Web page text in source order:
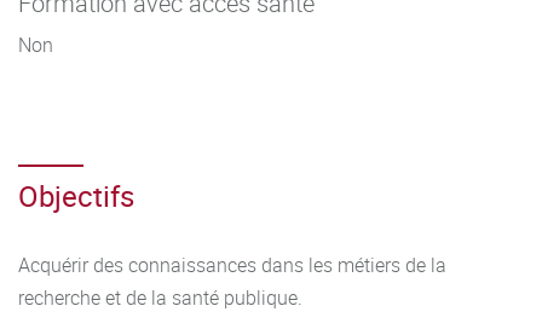
correspondant à 180 crédits) possédant une formation en
sciences de la santé et/ou du vivant, ou dans le domaine
dans le champ de la santé publique, possédant un diplôme
de niveau licence 3 minimum.
Le Master 1 parcours Ethique est accessible en formation
par alternance ou en formation traditionnelle (formation
Non
Objectifs
Acquérir des connaissances dans les métiers de la
recherche et de la santé publique.